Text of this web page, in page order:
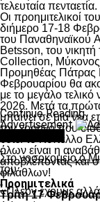
τελευταία πενταετία.
Οι προημιτελικοί
διήμερο 17-18
του Παναθηναϊκού
Betsson, του
Collection, Μύκονος
Προμηθέας Πάτρας
Φεβρουαρίου θα
με το μεγάλο
2026. Μετά τα
μπαίνει σε μια νέα
τον χορηγό που
θέτει το Κύπελλο
όλων είναι η
αποβλέποντας και
φιλάθλων!
Προημιτελικά
Τρίτη 17
Continue Reading
Advertisement
Στο νοσοκομείο ο
του
«Πλέον έχουμε